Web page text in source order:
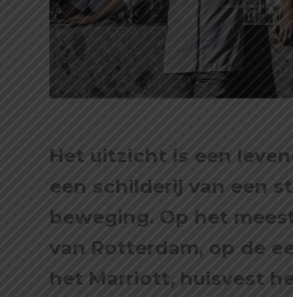
Het uitzicht is een
een schilderij van een
beweging. Op het
van Rotterdam, op de
het Marriott, huisvest